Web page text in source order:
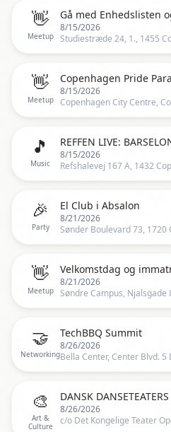
👋
Meetup
8/15/2026
👋
Meetup
Copenhagen Pride
8/15/2026
🎵
Music
REFFEN LIVE:
8/15/2026
🎉
Party
El Club i Absalon
8/21/2026
👋
Meetup
Velkomstdag og
8/21/2026
🤝
Networking
TechBBQ Summit
8/26/2026
🎨
Art &
Culture
DANSK
8/26/2026